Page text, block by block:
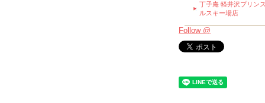
丁子庵 軽井沢プリン
ルスキー場店
Follow @